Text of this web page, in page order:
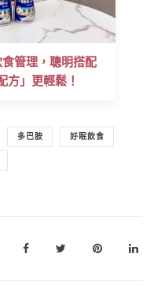
管理，聰明搭配
方」更輕鬆！
多巴胺 好眠飲食